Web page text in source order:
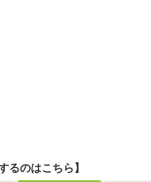
るのはこちら】